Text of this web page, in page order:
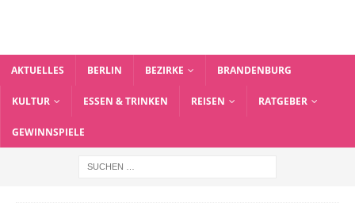
AKTUELLES BERLIN BEZIRKE BRANDENBURG
KULTUR ESSEN & TRINKEN REISEN RATGEBER
GEWINNSPIELE